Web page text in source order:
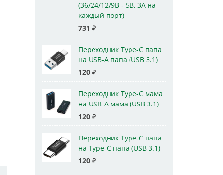
(36/24/12/9В - 5В, 3А на
каждый порт)
731 ₽
Переходник Type-C папа
на USB-A папа (USB 3.1)
120 ₽
Переходник Type-C мама
на USB-A мама (USB 3.1)
120 ₽
Переходник Type-C папа
на Type-C папа (USB 3.1)
120 ₽